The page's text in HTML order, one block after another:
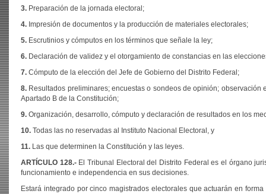
3. Preparación de la jornada electoral;
4. Impresión de documentos y la producción de materiales electorales;
5. Escrutinios y cómputos en los términos que señale la ley;
6. Declaración de validez y el otorgamiento de constancias en las
7. Cómputo de la elección del Jefe de Gobierno del Distrito Federal;
8. Resultados preliminares; encuestas o sondeos de opinión;
Apartado B de la Constitución;
9. Organización, desarrollo, cómputo y declaración de resultados en los
10. Todas las no reservadas al Instituto Nacional Electoral, y
11. Las que determinen la Constitución y las leyes.
ARTÍCULO 128.-El Tribunal Electoral del Distrito Federal es el órgano
funcionamiento e independencia en sus decisiones.
Estará integrado por cinco magistrados electorales que actuarán en